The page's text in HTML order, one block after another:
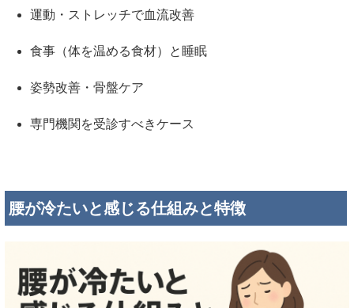
運動・ストレッチで血流改善
食事（体を温める食材）と睡眠
姿勢改善・骨盤ケア
専門機関を受診すべきケース
腰が冷たいと感じる仕組みと特徴